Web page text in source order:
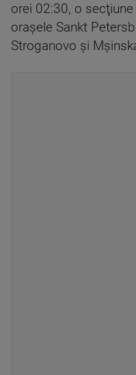
orei 02:30, o
oraşele Sankt
Stroganovo şi